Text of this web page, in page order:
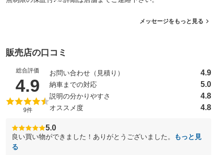
メッセージをもっと見る
販売店の口コミ
総合評価
4.9 （5点満点中）
9件
お問い合わせ（見積り） 4.9
納車までの対応 5.0
説明の分かりやすさ 4.8
オススメ度 4.8
5.0
良い買い物ができました！ありがとうございました。
もっと見
る